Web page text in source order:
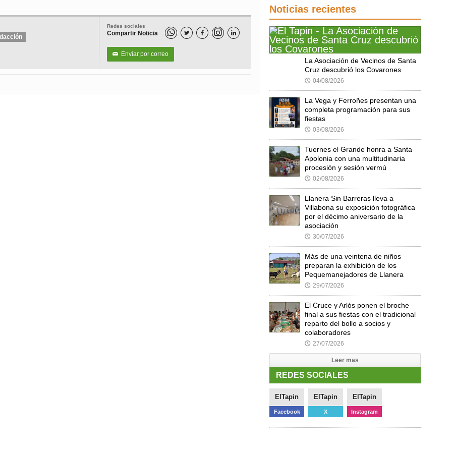
Redes sociales
Compartir Noticia   
✉ Enviar por correo
Noticias recientes
La Asociación de Vecinos de Santa
Cruz descubrió los Covarones
🕔 04/08/2026
La Vega y Ferroñes presentan una
completa programación para sus
fiestas
🕔 03/08/2026
Tuernes el Grande honra a Santa
Apolonia con una multitudinaria
procesión y sesión vermú
🕔 02/08/2026
Llanera Sin Barreras lleva a
Villabona su exposición fotográfica
por el décimo aniversario de la
asociación
🕔 30/07/2026
Más de una veintena de niños
preparan la exhibición de los
Pequemanejadores de Llanera
🕔 29/07/2026
El Cruce y Arlós ponen el broche
final a sus fiestas con el tradicional
reparto del bollo a socios y
colaboradores
🕔 27/07/2026
Leer mas
REDES SOCIALES
ElTapin
Facebook
ElTapin
X
ElTapin
Instagram